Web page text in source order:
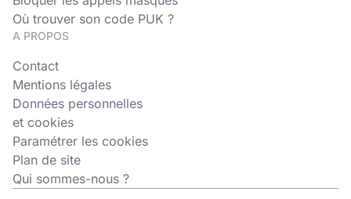
Où trouver son code PUK ?
A PROPOS
Contact
Mentions légales
Données personnelles
et cookies
Paramétrer les cookies
Plan de site
Qui sommes-nous ?